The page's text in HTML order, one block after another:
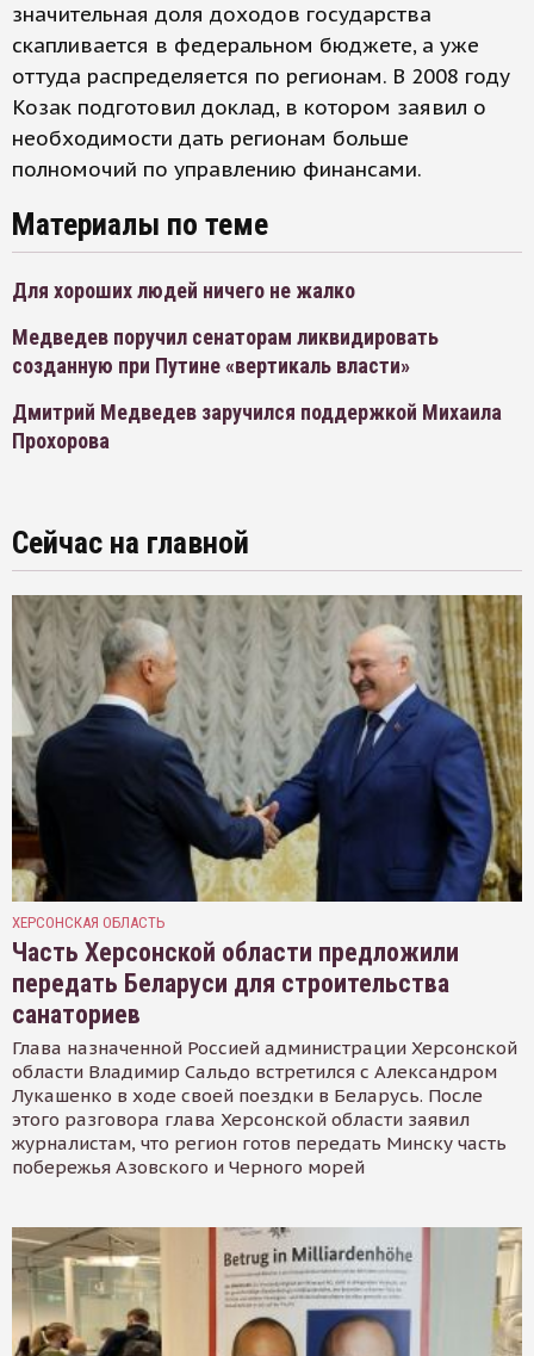
значительная доля доходов государства
скапливается в федеральном бюджете, а уже
оттуда распределяется по регионам. В 2008 году
Козак подготовил доклад, в котором заявил о
необходимости дать регионам больше
полномочий по управлению финансами.
Материалы по теме
Для хороших людей ничего не жалко
Медведев поручил сенаторам ликвидировать
созданную при Путине «вертикаль власти»
Дмитрий Медведев заручился поддержкой Михаила
Прохорова
Сейчас на главной
ХЕРСОНСКАЯ ОБЛАСТЬ
Часть Херсонской области предложили
передать Беларуси для строительства
санаториев
Глава назначенной Россией администрации Херсонской
области Владимир Сальдо встретился с Александром
Лукашенко в ходе своей поездки в Беларусь. После
этого разговора глава Херсонской области заявил
журналистам, что регион готов передать Минску часть
побережья Азовского и Черного морей